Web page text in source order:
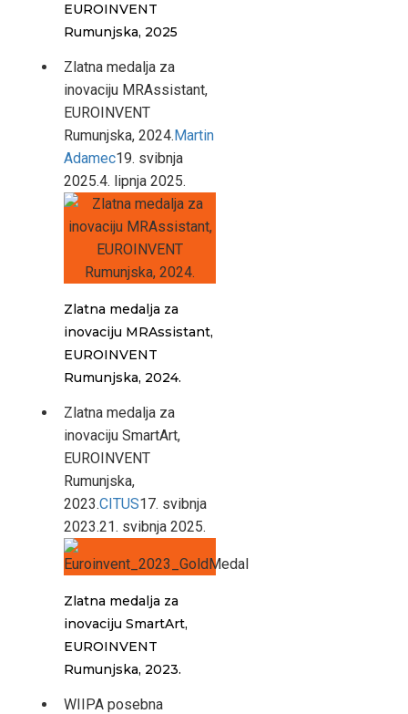
EUROINVENT
Rumunjska, 2025
Zlatna medalja za
inovaciju MRAssistant,
EUROINVENT
Rumunjska, 2024.Martin
Adamec19. svibnja
2025.4. lipnja 2025.
Zlatna medalja za
inovaciju MRAssistant,
EUROINVENT
Rumunjska, 2024.
Zlatna medalja za
inovaciju SmartArt,
EUROINVENT
Rumunjska,
2023.CITUS17. svibnja
2023.21. svibnja 2025.
Zlatna medalja za
inovaciju SmartArt,
EUROINVENT
Rumunjska, 2023.
WIIPA posebna